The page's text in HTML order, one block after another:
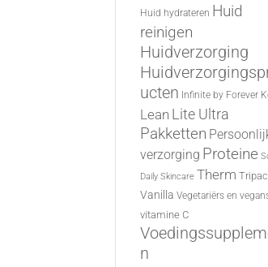
Huid hydrateren Huid
reinigen
Huidverzorging
ucten Infinite by Forever
Lean Lite Ultra
Pakketten
verzorging Proteine
Daily Skincare Therm
Vanilla Vegetariërs en
vitamine C
n